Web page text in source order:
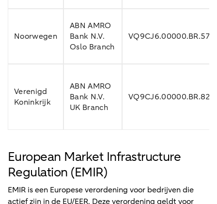
Noorwegen
ABN AMRO
Bank N.V.
Oslo Branch
VQ9CJ6.00000.BR.578
Verenigd
Koninkrijk
ABN AMRO
Bank N.V.
UK Branch
VQ9CJ6.00000.BR.826
European Market Infrastructure
Regulation (EMIR)
EMIR is een Europese verordening voor bedrijven die
actief zijn in de EU/EER. Deze verordening geldt voor